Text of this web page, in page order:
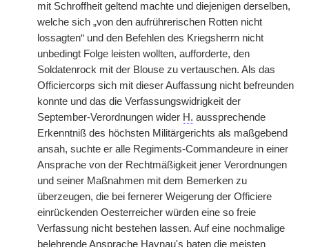
mit Schroffheit geltend machte und diejenigen derselben,
welche sich „von den aufrührerischen Rotten nicht
lossagten“ und den Befehlen des Kriegsherrn nicht
unbedingt Folge leisten wollten, aufforderte, den
Soldatenrock mit der Blouse zu vertauschen. Als das
Officiercorps sich mit dieser Auffassung nicht befreunden
konnte und das die Verfassungswidrigkeit der
September-Verordnungen wider H. aussprechende
Erkenntniß des höchsten Militärgerichts als maßgebend
ansah, suchte er alle Regiments-Commandeure in einer
Ansprache von der Rechtmäßigkeit jener Verordnungen
und seiner Maßnahmen mit dem Bemerken zu
überzeugen, die bei fernerer Weigerung der Officiere
einrückenden Oesterreicher würden eine so freie
Verfassung nicht bestehen lassen. Auf eine nochmalige
belehrende Ansprache Haynau's baten die meisten